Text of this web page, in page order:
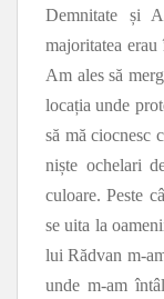
Demnitate și
majoritatea
Am ales să
locația unde
să mă ciocnesc
niște ochelari
culoare. Peste
se uita la
lui Rădvan m-
unde m-am